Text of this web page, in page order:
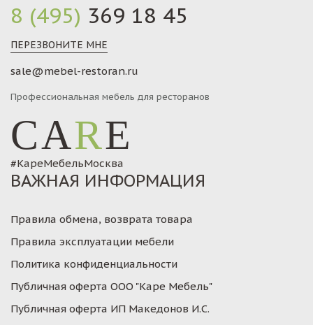
8 (495) 369 18 45
ПЕРЕЗВОНИТЕ МНЕ
sale@mebel-restoran.ru
Профессиональная мебель для ресторанов
CARE
#КареМебельМосква
ВАЖНАЯ ИНФОРМАЦИЯ
Правила обмена, возврата товара
Правила эксплуатации мебели
Политика конфиденциальности
Публичная оферта ООО "Каре Мебель"
Публичная оферта ИП Македонов И.С.